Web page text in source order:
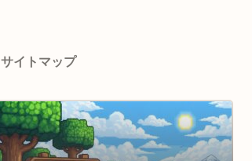
サイトマップ